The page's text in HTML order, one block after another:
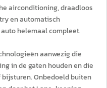
airconditioning, draadloos
en automatisch
helemaal compleet.
aanwezig die
in de gaten houden en die
Onbedoeld buiten